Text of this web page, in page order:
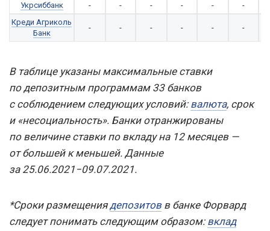
Укрсиббанк - - - - -
-
Креди Агриколь
Банк
- - - - - -
В таблице указаны максимальные ставки
по депозитным программам 33 банков
с соблюдением следующих условий: валюта, срок
и «несоциальность». Банки отранжированы
по величине ставки по вкладу на 12 месяцев —
от большей к меньшей. Данные
за 25.06.2021−09.07.2021.
*Сроки размещениядепозитовв банке Форвард
следует понимать следующим образом: вклад